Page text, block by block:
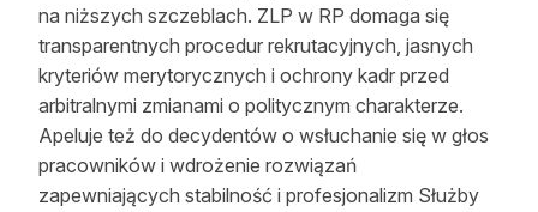
na niższych szczeblach. ZLP w RP domaga się
transparentnych procedur rekrutacyjnych, jasnych
kryteriów merytorycznych i ochrony kadr przed
arbitralnymi zmianami o politycznym charakterze.
Apeluje też do decydentów o wsłuchanie się w głos
pracowników i wdrożenie rozwiązań
zapewniających stabilność i profesjonalizm Służby